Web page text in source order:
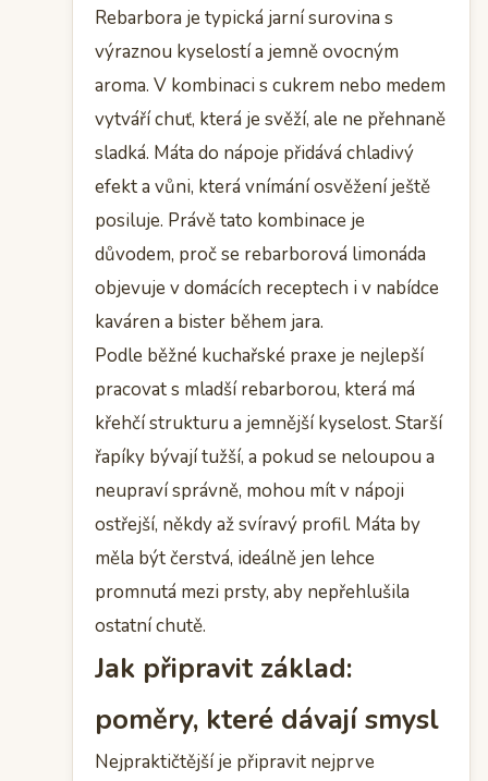
Rebarbora je typická jarní surovina s
výraznou kyselostí a jemně ovocným
aroma. V kombinaci s cukrem nebo medem
vytváří chuť, která je svěží, ale ne přehnaně
sladká. Máta do nápoje přidává chladivý
efekt a vůni, která vnímání osvěžení ještě
posiluje. Právě tato kombinace je
důvodem, proč se rebarborová limonáda
objevuje v domácích receptech i v nabídce
kaváren a bister během jara.
Podle běžné kuchařské praxe je nejlepší
pracovat s mladší rebarborou, která má
křehčí strukturu a jemnější kyselost. Starší
řapíky bývají tužší, a pokud se neloupou a
neupraví správně, mohou mít v nápoji
ostřejší, někdy až svíravý profil. Máta by
měla být čerstvá, ideálně jen lehce
promnutá mezi prsty, aby nepřehlušila
ostatní chutě.
Jak připravit základ:
poměry, které dávají smysl
Nejpraktičtější je připravit nejprve